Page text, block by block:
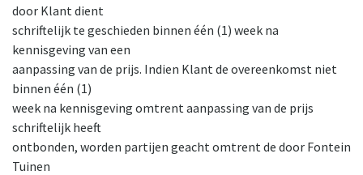
door Klant dient
schriftelijk te geschieden binnen één (1) week na
kennisgeving van een
aanpassing van de prijs. Indien Klant de overeenkomst niet
binnen één (1)
week na kennisgeving omtrent aanpassing van de prijs
schriftelijk heeft
ontbonden, worden partijen geacht omtrent de door Fontein
Tuinen